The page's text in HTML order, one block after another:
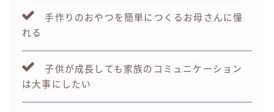
手作りのおやつを簡単につくるお母さんに憧
れる
子供が成長しても家族のコミュニケーション
は大事にしたい